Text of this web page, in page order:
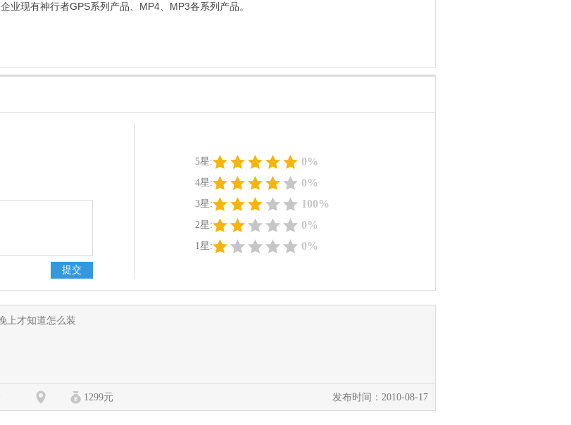
业现有神行者GPS系列产品、MP4、MP3各系列产品。
5星: 0%
4星: 0%
3星: 100%
2星: 0%
1星: 0%
上才知道怎么装
1299元 发布时间：2010-08-17